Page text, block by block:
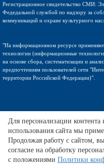
Регистрационное свидетельство СМИ:
Федедальной службой по надзору за
коммуникаций и охране культурного
"На информационном ресурсе
технологии (информационные
на основе сбора, систематизации и
предпочтениям пользователей сети
территории Российской Федерации)".
Для персонализации контента
использования сайта мы
Продолжая работу с сайтом,
согласие на обработку
с положениями Политики